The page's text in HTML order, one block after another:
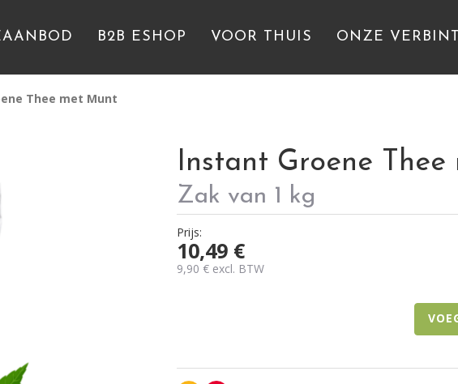
B2B ESHOP VOOR THUIS ONZE
Thee met Munt
Instant Groene
Zak van 1 kg
Prijs:
10,49 €
9,90 € excl. BTW